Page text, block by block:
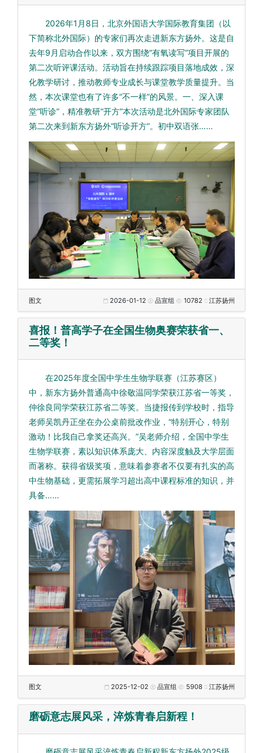
2026年1月8日，北京外国语大学国际教育集团（以
下简称北外国际）的专家们再次走进新东方扬外。这是自
去年9月启动合作以来，双方围绕“有氧读写”项目开展的
第二次听评课活动。活动旨在持续跟踪项目落地成效，深
化教学研讨，推动教师专业成长与课堂教学质量提升。当
然，本次课堂也有了许多“不一样”的风景。一、深入课
堂“听诊”，精准教研“开方”本次活动是北外国际专家团队
第二次来到新东方扬外“听诊开方”。初中双语张……
图文 2026-01-12 品宣组 10782 江苏扬州
喜报！普高学子在全国生物奥赛荣获省一、
二等奖！
在2025年度全国中学生生物学联赛（江苏赛区）
中，新东方扬外普通高中徐敬温同学荣获江苏省一等奖，
仲徐良同学荣获江苏省二等奖。当捷报传到学校时，指导
老师吴凯丹正坐在办公桌前批改作业，“特别开心，特别
激动！比我自己拿奖还高兴。”吴老师介绍，全国中学生
生物学联赛，素以知识体系庞大、内容深度触及大学层面
而著称。获得省级奖项，意味着参赛者不仅要有扎实的高
中生物基础，更需拓展学习超出高中课程标准的知识，并
具备……
图文 2025-12-02 品宣组 5908 江苏扬州
磨砺意志展风采，淬炼青春启新程！